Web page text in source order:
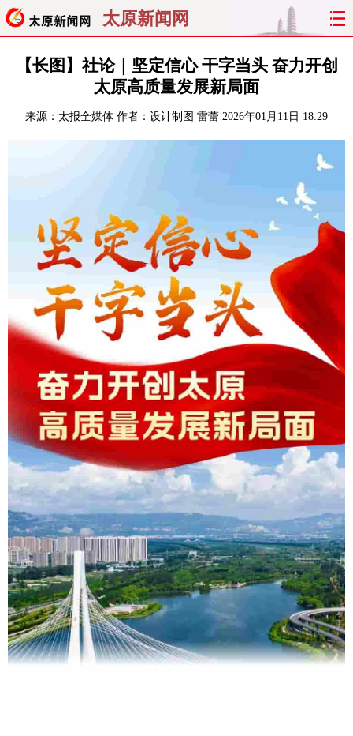
太原新闻网
首页 聚焦 太原 山西
关注 文明
曝光 综合 专题
教育
看天下 晋月读 网罗民生
太原日报 太原晚报 热评 社区
【长图】社论｜坚定信心 干字当头 奋力开创
太原高质量发展新局面
来源： 太报全媒体 作者：设计制图 雷蕾 2026年01月11日 18:29